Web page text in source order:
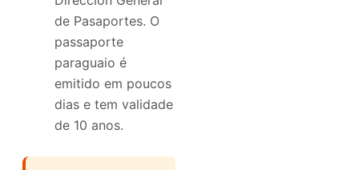
de Pasaportes. O
passaporte
paraguaio é
emitido em poucos
dias e tem validade
de 10 anos.